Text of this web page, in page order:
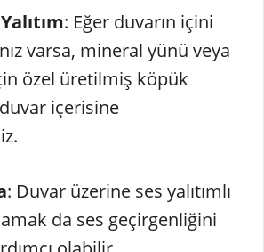
: Eğer duvarın içini
varsa, mineral yünü veya
özel üretilmiş köpük
içerisine
: Duvar üzerine ses yalıtımlı
da ses geçirgenliğini